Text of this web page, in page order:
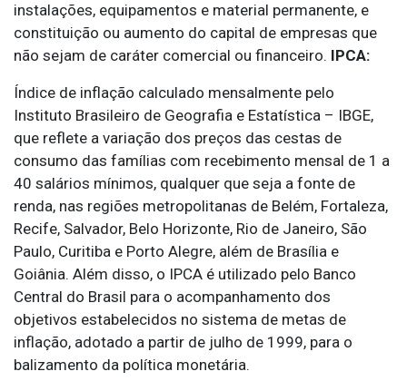
instalações, equipamentos e material permanente, e
constituição ou aumento do capital de empresas que
não sejam de caráter comercial ou financeiro. IPCA:
Índice de inflação calculado mensalmente pelo
Instituto Brasileiro de Geografia e Estatística – IBGE,
que reflete a variação dos preços das cestas de
consumo das famílias com recebimento mensal de 1 a
40 salários mínimos, qualquer que seja a fonte de
renda, nas regiões metropolitanas de Belém, Fortaleza,
Recife, Salvador, Belo Horizonte, Rio de Janeiro, São
Paulo, Curitiba e Porto Alegre, além de Brasília e
Goiânia. Além disso, o IPCA é utilizado pelo Banco
Central do Brasil para o acompanhamento dos
objetivos estabelecidos no sistema de metas de
inflação, adotado a partir de julho de 1999, para o
balizamento da política monetária.